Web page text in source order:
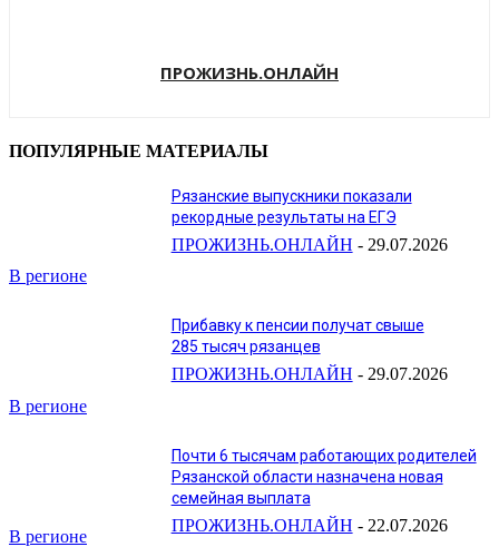
ПРОЖИЗНЬ.ОНЛАЙН
ПОПУЛЯРНЫЕ МАТЕРИАЛЫ
В регионе
Рязанские выпускники показали
рекордные результаты на ЕГЭ
ПРОЖИЗНЬ.ОНЛАЙН - 29.07.2026
В регионе
Прибавку к пенсии получат свыше
285 тысяч рязанцев
ПРОЖИЗНЬ.ОНЛАЙН - 29.07.2026
В регионе
Почти 6 тысячам работающих родителей
Рязанской области назначена новая
семейная выплата
ПРОЖИЗНЬ.ОНЛАЙН - 22.07.2026